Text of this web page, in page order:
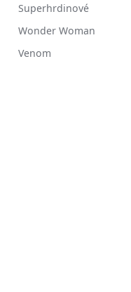
Superhrdinové
Wonder Woman
Venom